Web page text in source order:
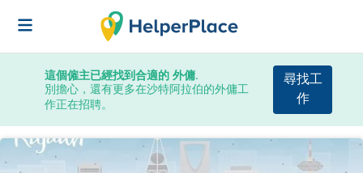
這個僱主已經找到合適的 外傭.
別擔心，還有更多在沙特阿拉伯的外傭工
作正在招聘。
尋找工
作